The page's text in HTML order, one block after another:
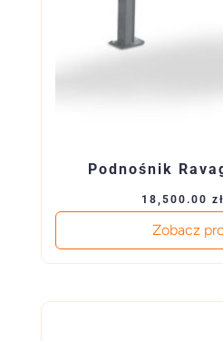
Podnośnik
18,500.00zł
Zobacz